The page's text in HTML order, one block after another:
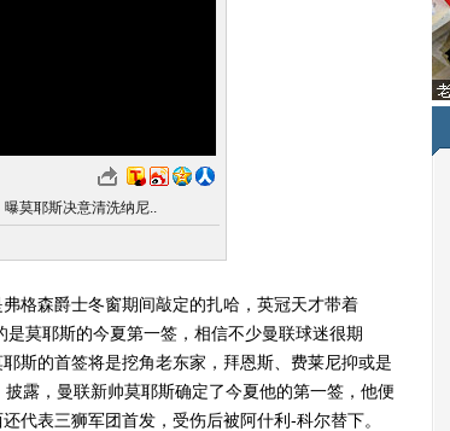
曝莫耶斯决意清洗纳尼..
森爵士冬窗期间敲定的扎哈，英冠天才带着
莫耶斯的今夏第一签，相信不少曼联球迷很期
斯的首签将是挖角老东家，拜恩斯、费莱尼抑或是
露，曼联新帅莫耶斯确定了今夏他的第一签，他便
代表三狮军团首发，受伤后被阿什利-科尔替下。